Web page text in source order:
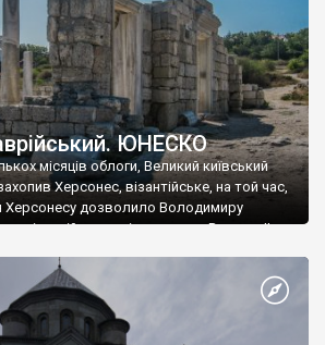
ЮНЕСКО
місяців облоги, Великий київський
Херсонес, візантійське, на той час,
Херсонесу дозволило Володимиру
візантійському імператору Василю ІІ, та
язичник, став Василем-християнином.
Русі. На честь Херсонесу Таврійського